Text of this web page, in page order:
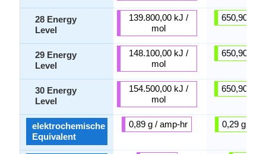
28 Energy
Level
29 Energy
Level
30 Energy
Level
elektrochemische
Equivalent
139.800,00 kJ /
mol
148.100,00 kJ /
mol
154.500,00 kJ /
mol
0,89 g / amp-hr
650,90 kJ
650,90 kJ
650,90 kJ
0,29 g /